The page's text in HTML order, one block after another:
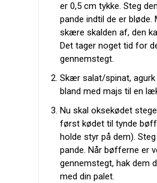
er 0,5 cm tykke. Steg
pande indtil de er bløde.
skære skalden af, den
Det tager noget tid for
gennemstegt.
Skær salat/spinat,
bland med majs til en
Nu skal oksekødet
først kødet til tynde
holde styr på dem).
pande. Når bøfferne er
gennemstegt, hak dem
med din palet.